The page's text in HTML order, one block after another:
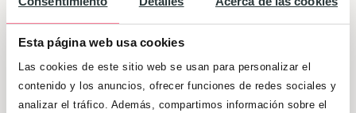
Esta página web usa cookies
Las cookies de este sitio web se usan para personalizar el
contenido y los anuncios, ofrecer funciones de redes sociales y
analizar el tráfico. Además, compartimos información sobre el
Infantes) del comienzo de la obra.La
Solana, conocida por el cultivo del azafrán
Tomelloso
, son otros de los lugares en
los que podemos seguir los pasos del
ingenioso hidalgo.